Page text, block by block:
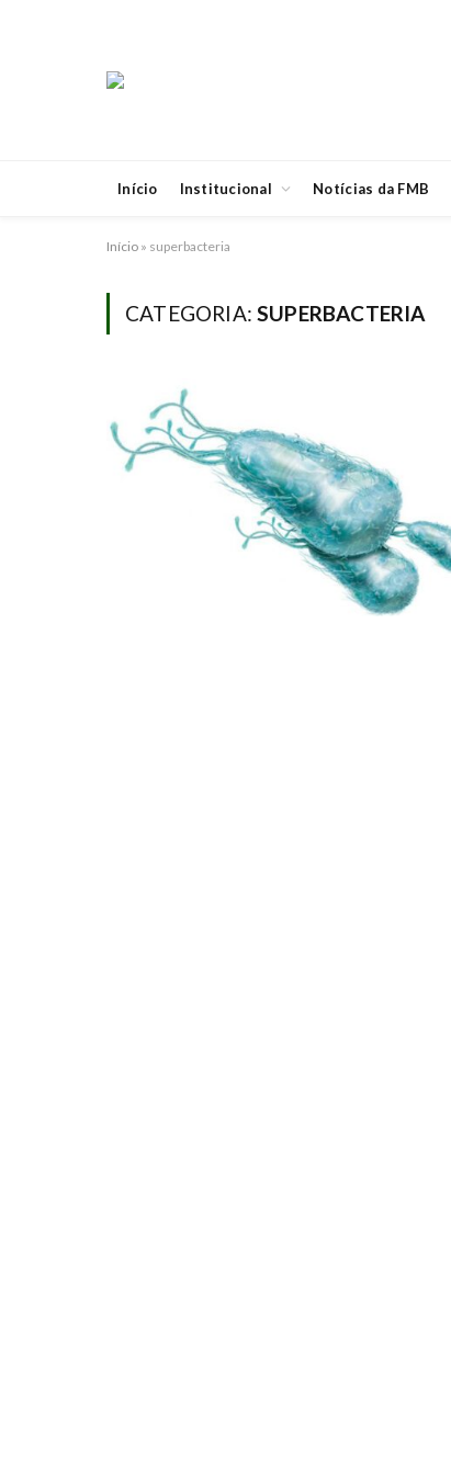
Início Institucional Notícias da FMB
Início » superbacteria
CATEGORIA:SUPERBACTERIA